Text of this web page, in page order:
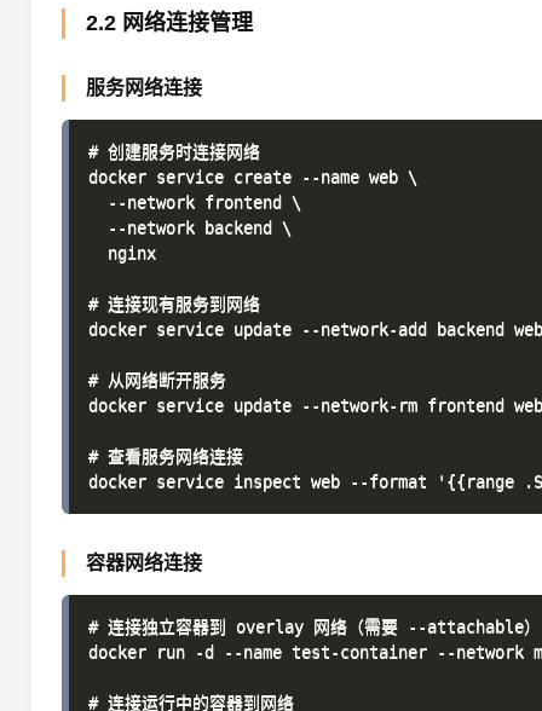
2.2 网络连接管理
服务网络连接
# 创建服务时连接网络
docker service create --name web \
  --network frontend \
  --network backend \
  nginx
# 连接现有服务到网络
docker service update --network-add backend web
# 从网络断开服务
docker service update --network-rm frontend web
# 查看服务网络连接
容器网络连接
# 连接独立容器到 overlay 网络（需要 --attachable）
docker run -d --name test-container --network
# 连接运行中的容器到网络